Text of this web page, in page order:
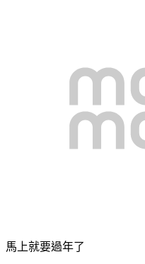
馬上就要過年了